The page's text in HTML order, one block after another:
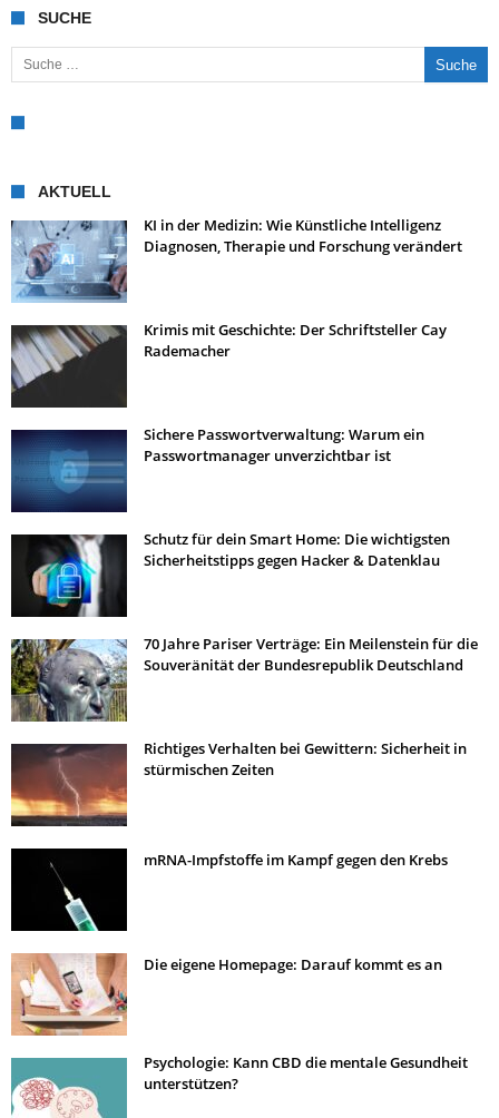
SUCHE
Suche nach:
AKTUELL
KI in der Medizin: Wie Künstliche Intelligenz
Diagnosen, Therapie und Forschung verändert
Krimis mit Geschichte: Der Schriftsteller Cay
Rademacher
Sichere Passwortverwaltung: Warum ein
Passwortmanager unverzichtbar ist
Schutz für dein Smart Home: Die wichtigsten
Sicherheitstipps gegen Hacker & Datenklau
70 Jahre Pariser Verträge: Ein Meilenstein für die
Souveränität der Bundesrepublik Deutschland
Richtiges Verhalten bei Gewittern: Sicherheit in
stürmischen Zeiten
mRNA-Impfstoffe im Kampf gegen den Krebs
Die eigene Homepage: Darauf kommt es an
Psychologie: Kann CBD die mentale Gesundheit
unterstützen?